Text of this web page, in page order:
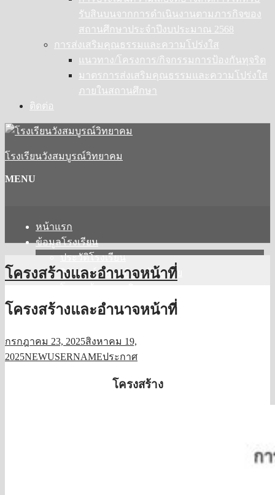
รับสินบนจากการดำเนินงานตามภารกิจของ
สถานศึกษาประจำปีงบประมาณ 2568
การส่งเสริมคุณธรรมและความโปร่งใส
แนวทาง/โครงการ/กิจกรรมการป้องกันทุจริต
มาตรการส่งเสริมคุณธรรมและความโปร่งใส
ภายในสถานศึกษา
ติดต่อ
โรงเรียนวังสมบูรณ์วิทยาคม
MENU
หน้าแรก
ข้อมูลโรงเรียน
ประวัติโรงเรียน
วิสัยทัศน์ / พันธกิจ / เป้าหมาย
คณะกรรมการสถานศึกษา
ผู้บริหาร
กลุ่มสาระการเรียนรู้
ภาษาไทย
โครงสร้างและอำนาจหน้าที่
โครงสร้างและอำนาจหน้าที่
กรกฎาคม 23, 2025สิงหาคม 19,
2025NEWUSERNAMEประกาศ
โครงสร้าง